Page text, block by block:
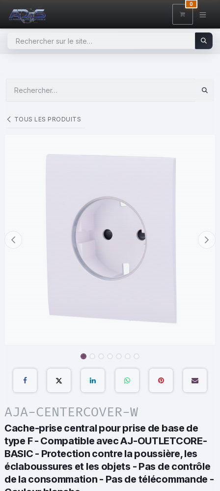
0
TOUS LES PRODUITS
AJA-CENTERCOVER-W
Cache-prise central pour prise de base de
type F - Compatible avec AJ-OUTLETCORE-
BASIC - Protection contre la poussière, les
éclaboussures et les objets - Pas de contrôle
de la consommation - Pas de télécommande -